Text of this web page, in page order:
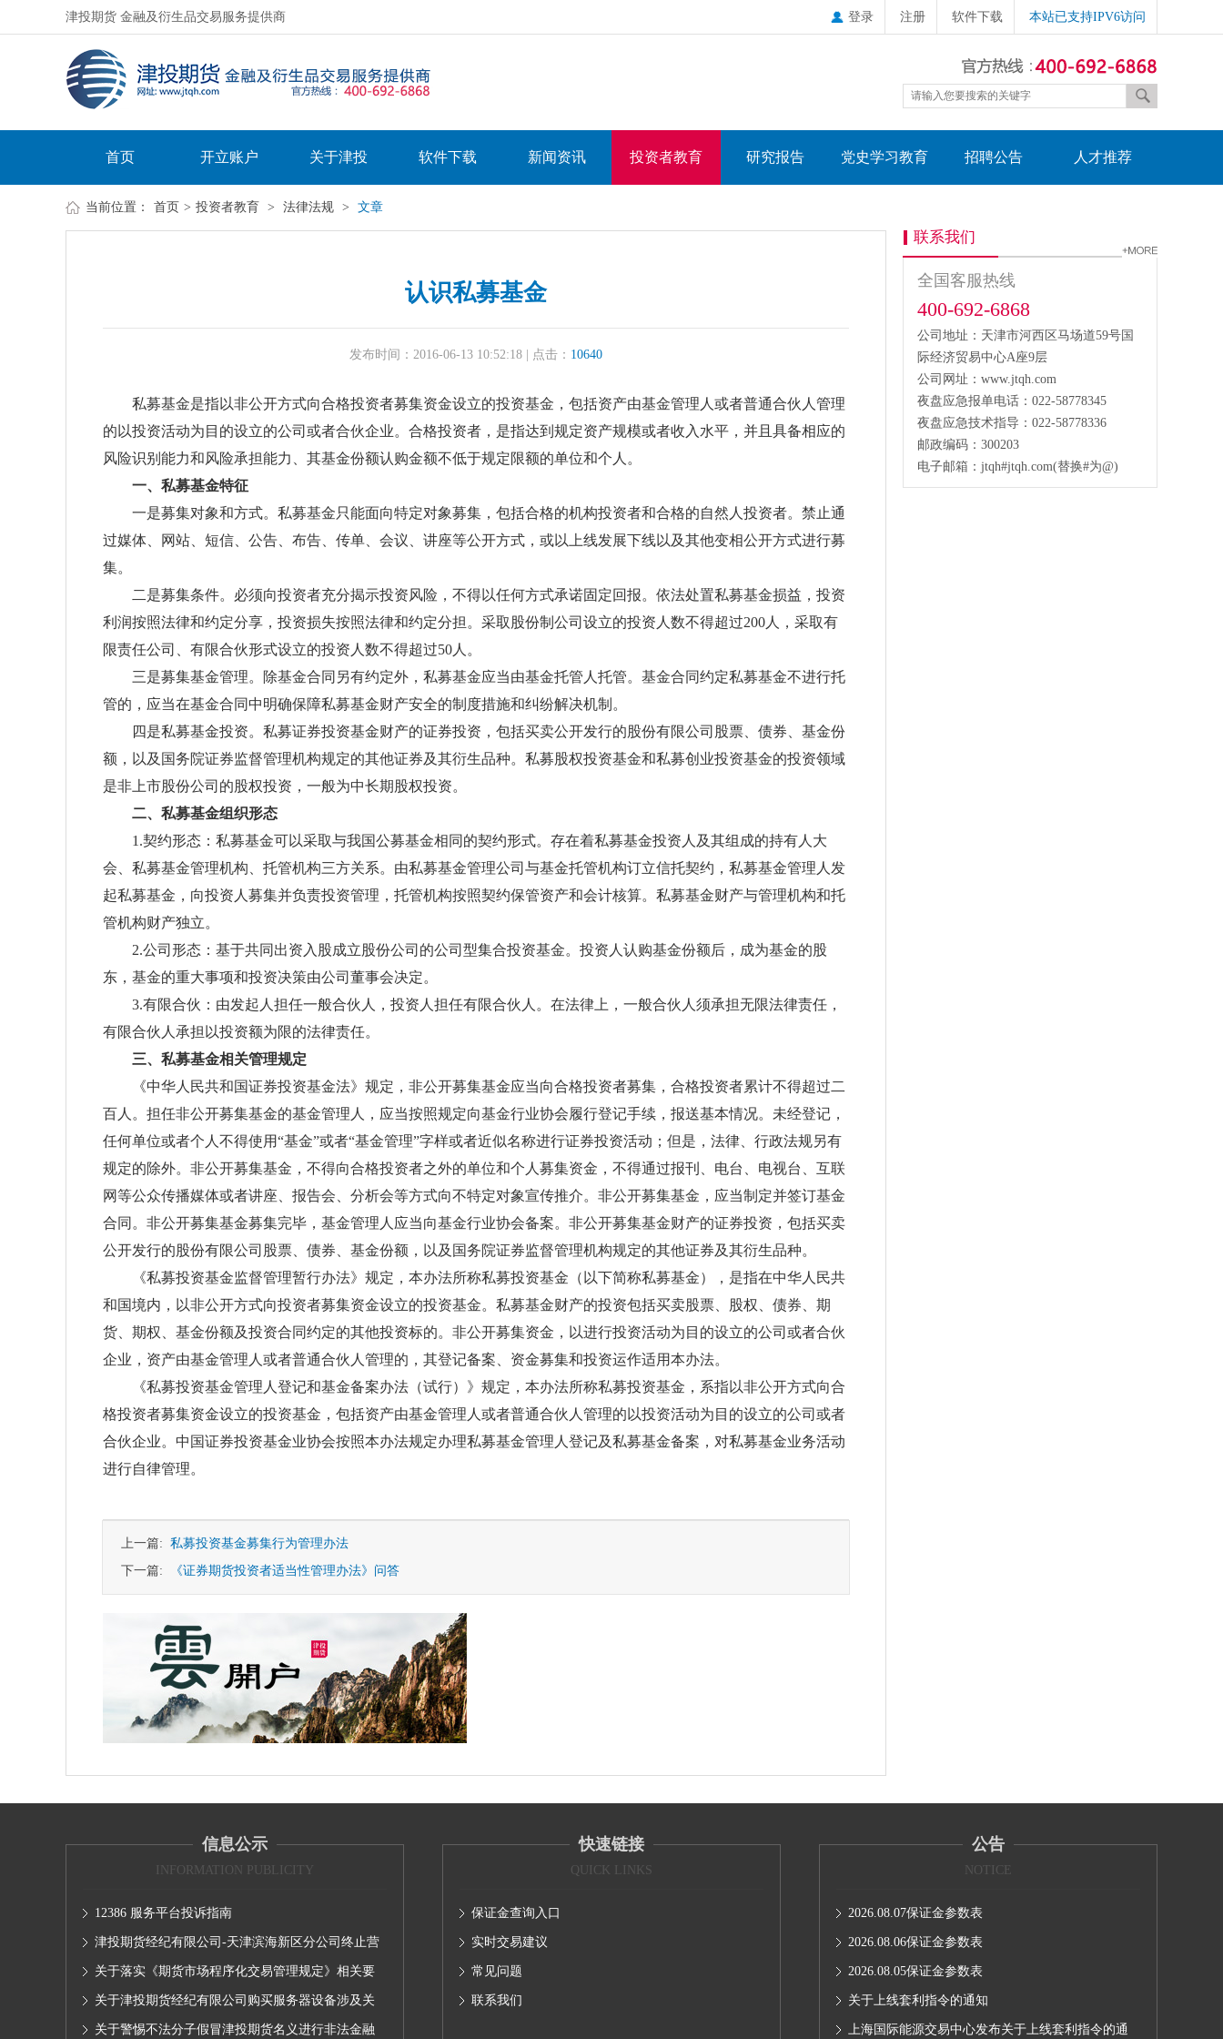
津投期货 金融及衍生品交易服务提供商 登录 注册 软件下载 本站已支持IPV6访问
首页 开立账户 关于津投 软件下载 新闻资讯 投资者教育 研究报告 党史学习教育 招聘公告 人才推荐
当前位置： 首页 > 投资者教育 > 法律法规 > 文章
认识私募基金
发布时间：2016-06-13 10:52:18 | 点击： 10640
私募基金是指以非公开方式向合格投资者募集资金设立的投资基金，包括资产由基金管理人或者普通合伙人管理
的以投资活动为目的设立的公司或者合伙企业。合格投资者，是指达到规定资产规模或者收入水平，并且具备相应的
风险识别能力和风险承担能力、其基金份额认购金额不低于规定限额的单位和个人。
一、私募基金特征
一是募集对象和方式。私募基金只能面向特定对象募集，包括合格的机构投资者和合格的自然人投资者。禁止通
过媒体、网站、短信、公告、布告、传单、会议、讲座等公开方式，或以上线发展下线以及其他变相公开方式进行募
集。
二是募集条件。必须向投资者充分揭示投资风险，不得以任何方式承诺固定回报。依法处置私募基金损益，投资
利润按照法律和约定分享，投资损失按照法律和约定分担。采取股份制公司设立的投资人数不得超过200人，采取有
限责任公司、有限合伙形式设立的投资人数不得超过50人。
三是募集基金管理。除基金合同另有约定外，私募基金应当由基金托管人托管。基金合同约定私募基金不进行托
管的，应当在基金合同中明确保障私募基金财产安全的制度措施和纠纷解决机制。
四是私募基金投资。私募证券投资基金财产的证券投资，包括买卖公开发行的股份有限公司股票、债券、基金份
额，以及国务院证券监督管理机构规定的其他证券及其衍生品种。私募股权投资基金和私募创业投资基金的投资领域
是非上市股份公司的股权投资，一般为中长期股权投资。
二、私募基金组织形态
1.契约形态：私募基金可以采取与我国公募基金相同的契约形式。存在着私募基金投资人及其组成的持有人大
会、私募基金管理机构、托管机构三方关系。由私募基金管理公司与基金托管机构订立信托契约，私募基金管理人发
起私募基金，向投资人募集并负责投资管理，托管机构按照契约保管资产和会计核算。私募基金财产与管理机构和托
管机构财产独立。
2.公司形态：基于共同出资入股成立股份公司的公司型集合投资基金。投资人认购基金份额后，成为基金的股
东，基金的重大事项和投资决策由公司董事会决定。
3.有限合伙：由发起人担任一般合伙人，投资人担任有限合伙人。在法律上，一般合伙人须承担无限法律责任，
有限合伙人承担以投资额为限的法律责任。
三、私募基金相关管理规定
《中华人民共和国证券投资基金法》规定，非公开募集基金应当向合格投资者募集，合格投资者累计不得超过二
百人。担任非公开募集基金的基金管理人，应当按照规定向基金行业协会履行登记手续，报送基本情况。未经登记，
任何单位或者个人不得使用“基金”或者“基金管理”字样或者近似名称进行证券投资活动；但是，法律、行政法规另有
规定的除外。非公开募集基金，不得向合格投资者之外的单位和个人募集资金，不得通过报刊、电台、电视台、互联
网等公众传播媒体或者讲座、报告会、分析会等方式向不特定对象宣传推介。非公开募集基金，应当制定并签订基金
合同。非公开募集基金募集完毕，基金管理人应当向基金行业协会备案。非公开募集基金财产的证券投资，包括买卖
公开发行的股份有限公司股票、债券、基金份额，以及国务院证券监督管理机构规定的其他证券及其衍生品种。
《私募投资基金监督管理暂行办法》规定，本办法所称私募投资基金（以下简称私募基金），是指在中华人民共
和国境内，以非公开方式向投资者募集资金设立的投资基金。私募基金财产的投资包括买卖股票、股权、债券、期
货、期权、基金份额及投资合同约定的其他投资标的。非公开募集资金，以进行投资活动为目的设立的公司或者合伙
企业，资产由基金管理人或者普通合伙人管理的，其登记备案、资金募集和投资运作适用本办法。
《私募投资基金管理人登记和基金备案办法（试行）》规定，本办法所称私募投资基金，系指以非公开方式向合
格投资者募集资金设立的投资基金，包括资产由基金管理人或者普通合伙人管理的以投资活动为目的设立的公司或者
合伙企业。中国证券投资基金业协会按照本办法规定办理私募基金管理人登记及私募基金备案，对私募基金业务活动
进行自律管理。
上一篇: 私募投资基金募集行为管理办法
下一篇: 《证券期货投资者适当性管理办法》问答
联系我们
全国客服热线
400-692-6868
公司地址：天津市河西区马场道59号国
际经济贸易中心A座9层
公司网址：www.jtqh.com
夜盘应急报单电话：022-58778345
夜盘应急技术指导：022-58778336
邮政编码：300203
电子邮箱：jtqh#jtqh.com(替换#为@)
信息公示
INFORMATION PUBLICITY
12386 服务平台投诉指南
津投期货经纪有限公司-天津滨海新区分公司终止营
业的公告
关于落实《期货市场程序化交易管理规定》相关要
求,无限易终端版本调整及客户通知
关于津投期货经纪有限公司购买服务器设备涉及关
联交易情况的公示
关于警惕不法分子假冒津投期货名义进行非法金融
快速链接
QUICK LINKS
保证金查询入口
实时交易建议
常见问题
联系我们
公告
NOTICE
2026.08.07保证金参数表
2026.08.06保证金参数表
2026.08.05保证金参数表
关于上线套利指令的通知
上海国际能源交易中心发布关于上线套利指令的通